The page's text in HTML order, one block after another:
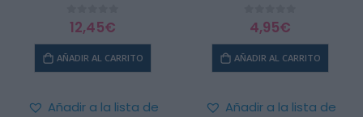
0out of 5
12,45€
AÑADIR AL CARRITO
Añadir a la lista de
out of 5
4,95€
AÑADIR AL CARRITO
Añadir a la lista de